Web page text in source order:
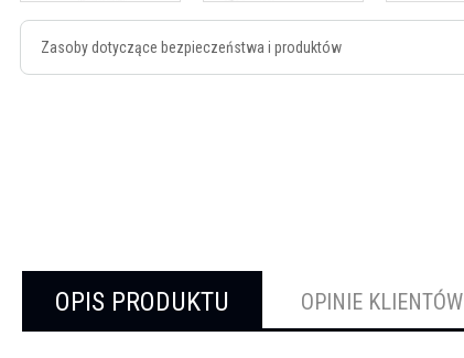
Zasoby dotyczące bezpieczeństwa i produktów
OPIS PRODUKTU OPINIE KLIENTÓW